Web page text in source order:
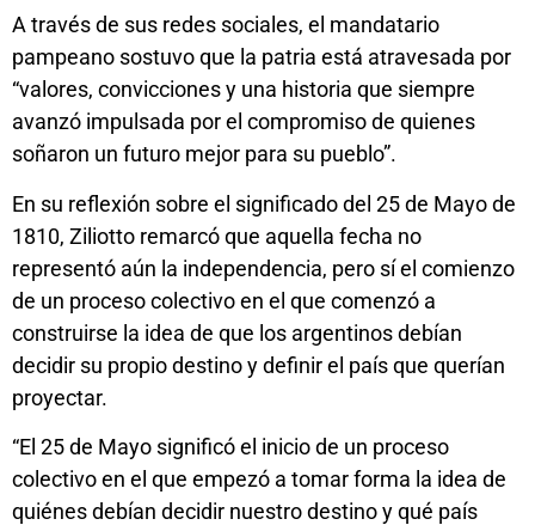
A través de sus redes sociales, el mandatario
pampeano sostuvo que la patria está atravesada por
“valores, convicciones y una historia que siempre
avanzó impulsada por el compromiso de quienes
soñaron un futuro mejor para su pueblo”.
En su reflexión sobre el significado del 25 de Mayo de
1810, Ziliotto remarcó que aquella fecha no
representó aún la independencia, pero sí el comienzo
de un proceso colectivo en el que comenzó a
construirse la idea de que los argentinos debían
decidir su propio destino y definir el país que querían
proyectar.
“El 25 de Mayo significó el inicio de un proceso
colectivo en el que empezó a tomar forma la idea de
quiénes debían decidir nuestro destino y qué país